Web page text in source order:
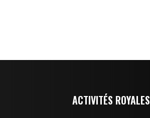
ACTIVITÉS ROYALES